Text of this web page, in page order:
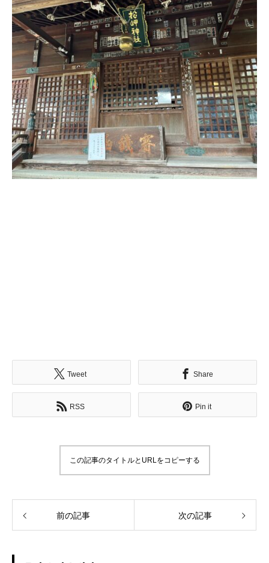
Tweet Share
RSS Pin it
この記事のタイトルとURLをコピーする
前の記事 次の記事